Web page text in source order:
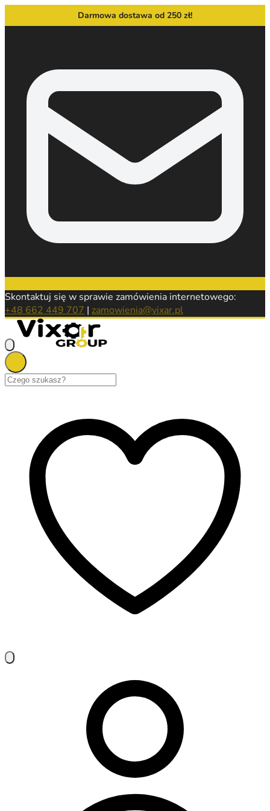
Darmowa dostawa od 250 zł!
Skontaktuj się w sprawie zamówienia internetowego:
+48 662 449 707 | zamowienia@vixar.pl